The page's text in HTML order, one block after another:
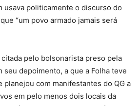
usava politicamente o discurso do
“um povo armado jamais será
pelo bolsonarista preso pela
seu depoimento, a que a Folha teve
planejou com manifestantes do QG a
em pelo menos dois locais da